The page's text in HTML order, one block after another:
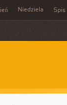
Niedziela Spis